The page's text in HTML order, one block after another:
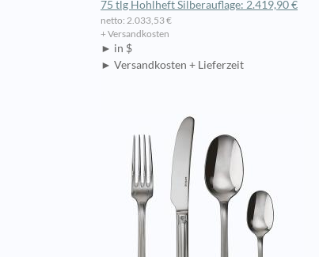
75 tlg Hohlheft Silberauflage: 2.419,90 €
netto: 2.033,53 €
+ Versandkosten
► in $
► Versandkosten + Lieferzeit